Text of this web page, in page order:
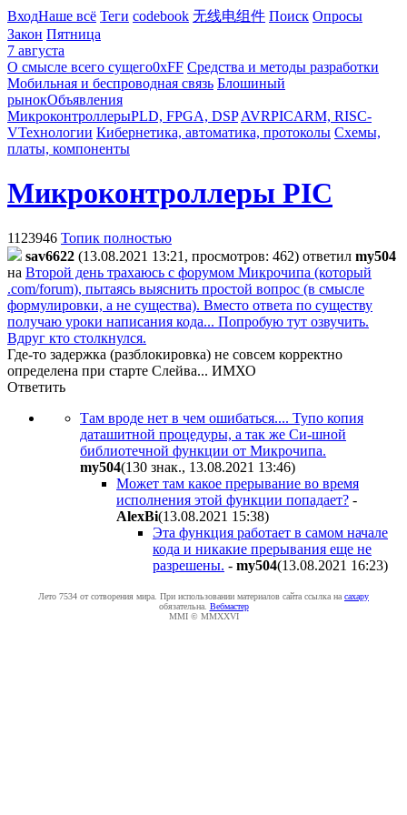
ВходНаше всё Теги codebook 无线电组件 Поиск Опросы
Закон Пятница
7 августа
О смысле всего сущего0xFF Средства и методы разработки
Мобильная и беспроводная связь Блошиный
рынокОбъявления
МикроконтроллерыPLD, FPGA, DSP AVRPICARM, RISC-
VТехнологии Кибернетика, автоматика, протоколы Схемы,
платы, компоненты
Микроконтроллеры PIC
1123946 Топик полностью
sav6622 (13.08.2021 13:21, просмотров: 462) ответил my504
на Второй день трахаюсь с форумом Микрочипа (который
.com/forum), пытаясь выяснить простой вопрос (в смысле
формулировки, а не существа). Вместо ответа по существу
получаю уроки написания кода... Попробую тут озвучить.
Вдруг кто столкнулся.
Где-то задержка (разблокировка) не совсем корректно
определена при старте Слейва... ИМХО
Ответить
Там вроде нет в чем ошибаться.... Тупо копия
даташитной процедуры, а так же Си-шной
библиотечной функции от Микрочипа.
my504(130 знак., 13.08.2021 13:46)
Может там какое прерывание во время
исполнения этой функции попадает? -
AlexBi(13.08.2021 15:38)
Эта функция работает в самом начале
кода и никакие прерывания еще не
разрешены. - my504(13.08.2021 16:23)
Лето 7534 от сотворения мира. При использовании материалов сайта ссылка на caxapу
обязательна. Вебмастер
MMI © MMXXVI